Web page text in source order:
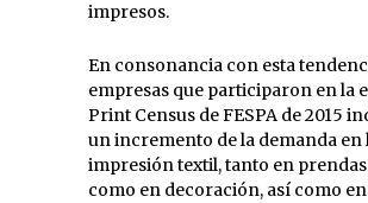
impresos.
En consonancia con esta
empresas que participaron en la
Print Census de FESPA de 2015
un incremento de la demanda en
impresión textil, tanto en
como en decoración, así como en